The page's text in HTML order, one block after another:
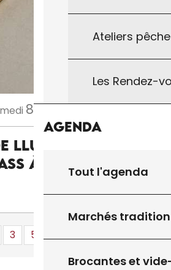
Ateliers
Les Rendez-
Agenda
Tout l'agenda
Marchés
Brocantes et
8
Lluís Gómez's
à La Scénette
3 5+